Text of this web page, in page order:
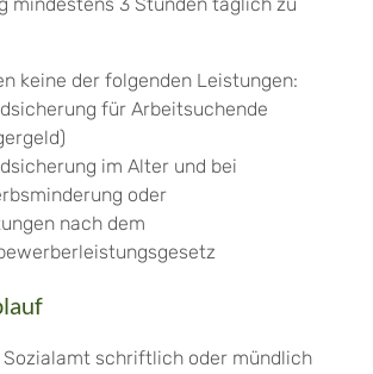
keine der folgenden Leistungen:
für Arbeitsuchende
im Alter und bei
oder
nach dem
Sozialamt schriftlich oder mündlich